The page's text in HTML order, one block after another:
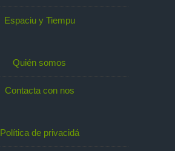
Espaciu y Tiempu
Quién somos
Contacta con nos
Política de privacidá